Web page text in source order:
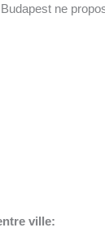
ne
ville: